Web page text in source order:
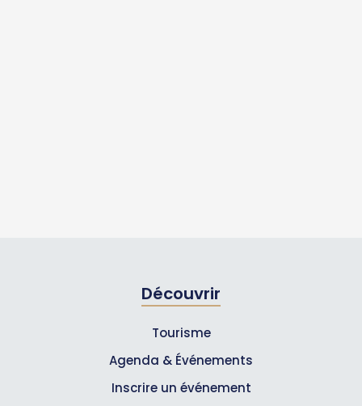
Découvrir
Tourisme
Agenda & Événements
Inscrire un événement